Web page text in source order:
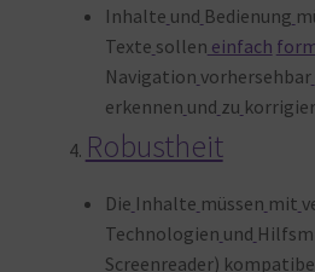
Inhalte und Bedienung
Texte sollen einfach
Navigation vorhersehbar
erkennen und zu
Robustheit
Die Inhalte müssen mit
Technologien und
Screenreader)